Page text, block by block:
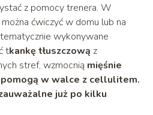
z pomocy trenera. W
ćwiczyć w domu lub na
wykonywane
tkankę tłuszczową z
stref, wzmocnią mięśnie
w walce z cellulitem.
już po kilku